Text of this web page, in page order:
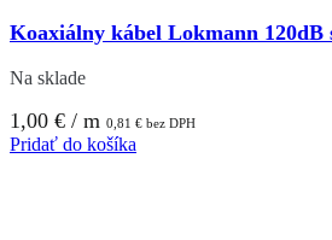
Koaxiálny kábel Lokmann 120dB
Na sklade
1,00 € / m 0,81 € bez DPH
Pridať do košíka